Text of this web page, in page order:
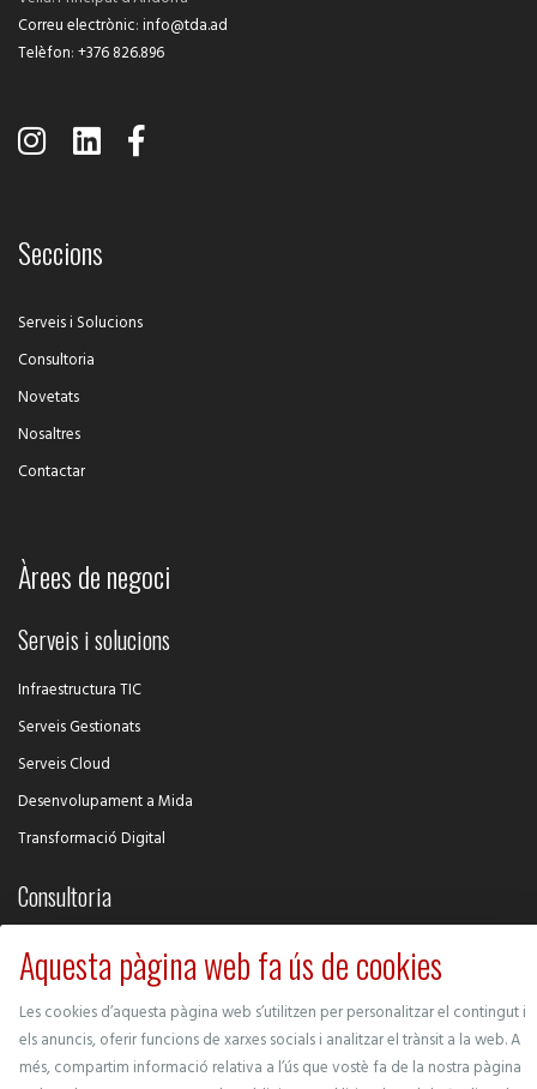
Correu electrònic:info@tda.ad
Telèfon:+376 826.896
Seccions
Serveis i Solucions
Consultoria
Novetats
Nosaltres
Contactar
Àrees de negoci
Serveis i solucions
Infraestructura TIC
Serveis Gestionats
Serveis Cloud
Desenvolupament a Mida
Transformació Digital
Consultoria
Intel·ligència Competitiva
Desenvolupament de Negoci
Ciberseguretat
Gestió de Projectes
Aquesta pàgina web fa ús de cookies
Les cookies d’aquesta pàgina web s’utilitzen per personalitzar el contingut i
els anuncis, oferir funcions de xarxes socials i analitzar el trànsit a la web. A
més, compartim informació relativa a l’ús que vostè fa de la nostra pàgina